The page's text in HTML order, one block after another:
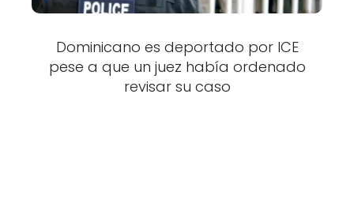
Dominicano es deportado por ICE
pese a que un juez había ordenado
revisar su caso